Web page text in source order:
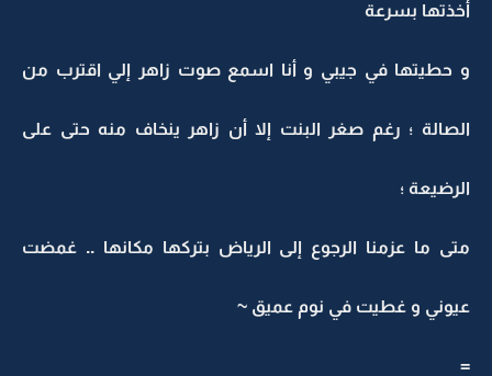
أخذتها بسرعة
و حطيتها في جيبي و أنا اسمع صوت زاهر إلي اقترب من
الصالة ؛ رغم صغر البنت إلا أن زاهر ينخاف منه حتى على
الرضيعة ؛
متى ما عزمنا الرجوع إلى الرياض بتركها مكانها .. غمضت
عيوني و غطيت في نوم عميق ~
=